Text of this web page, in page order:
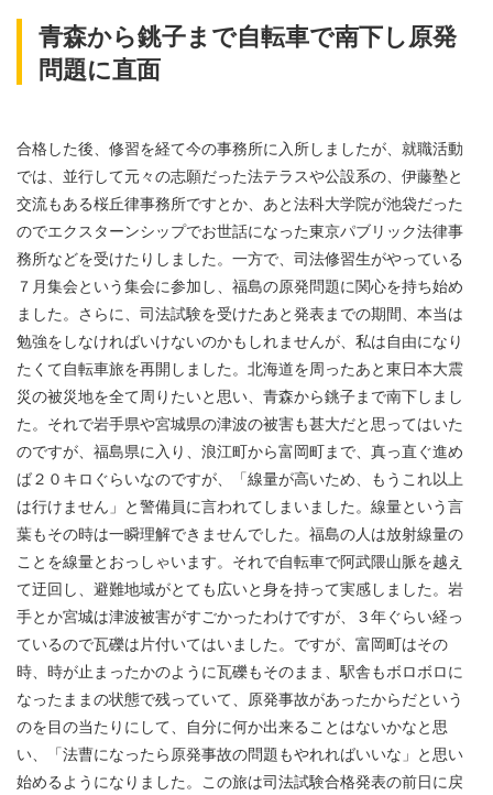
青森から銚子まで自転車で南下し原発
問題に直面
合格した後、修習を経て今の事務所に入所しましたが、就職活動
では、並行して元々の志願だった法テラスや公設系の、伊藤塾と
交流もある桜丘律事務所ですとか、あと法科大学院が池袋だった
のでエクスターンシップでお世話になった東京パブリック法律事
務所などを受けたりしました。一方で、司法修習生がやっている
７月集会という集会に参加し、福島の原発問題に関心を持ち始め
ました。さらに、司法試験を受けたあと発表までの期間、本当は
勉強をしなければいけないのかもしれませんが、私は自由になり
たくて自転車旅を再開しました。北海道を周ったあと東日本大震
災の被災地を全て周りたいと思い、青森から銚子まで南下しまし
た。それで岩手県や宮城県の津波の被害も甚大だと思ってはいた
のですが、福島県に入り、浪江町から富岡町まで、真っ直ぐ進め
ば２０キロぐらいなのですが、「線量が高いため、もうこれ以上
は行けません」と警備員に言われてしまいました。線量という言
葉もその時は一瞬理解できませんでした。福島の人は放射線量の
ことを線量とおっしゃいます。それで自転車で阿武隈山脈を越え
て迂回し、避難地域がとても広いと身を持って実感しました。岩
手とか宮城は津波被害がすごかったわけですが、３年ぐらい経っ
ているので瓦礫は片付いてはいました。ですが、富岡町はその
時、時が止まったかのように瓦礫もそのまま、駅舎もボロボロに
なったままの状態で残っていて、原発事故があったからだという
のを目の当たりにして、自分に何か出来ることはないかなと思
い、「法曹になったら原発事故の問題もやれればいいな」と思い
始めるようになりました。この旅は司法試験合格発表の前日に戻